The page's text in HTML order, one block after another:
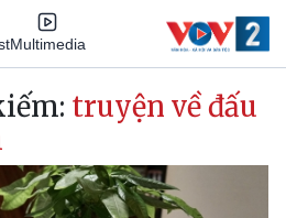
Multimedia
truyện về đấu